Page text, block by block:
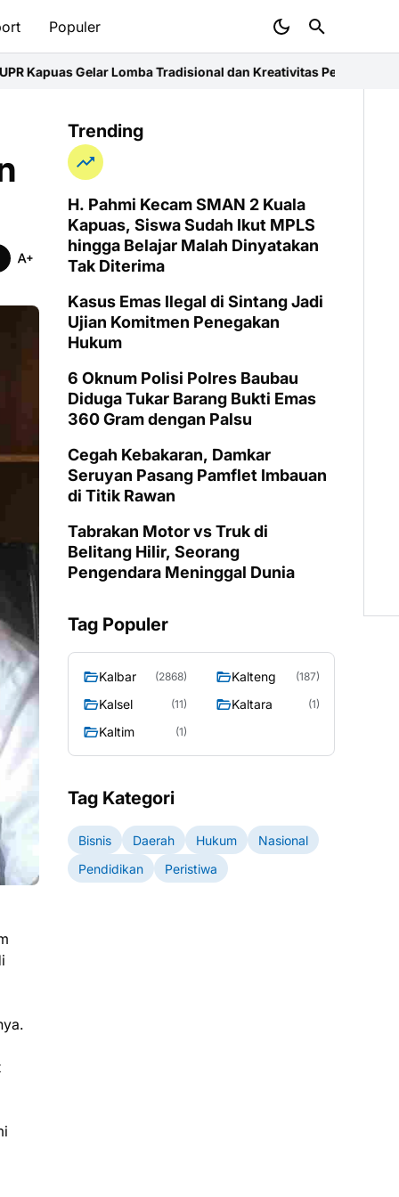
Populer
Tradisional dan Kreativitas Pegawai Coach Justin Soroti
Trending
H. Pahmi Kecam SMAN 2 Kuala
Kapuas, Siswa Sudah Ikut MPLS
hingga Belajar Malah Dinyatakan
Tak Diterima
Kasus Emas Ilegal di Sintang Jadi
Ujian Komitmen Penegakan
Hukum
6 Oknum Polisi Polres Baubau
Diduga Tukar Barang Bukti Emas
360 Gram dengan Palsu
Cegah Kebakaran, Damkar
Seruyan Pasang Pamflet Imbauan
di Titik Rawan
Tabrakan Motor vs Truk di
Belitang Hilir, Seorang
Pengendara Meninggal Dunia
Tag Populer
Kalbar (2868) Kalteng (187)
Kalsel (11) Kaltara (1)
Kaltim (1)
Tag Kategori
Bisnis Daerah Hukum
Nasional
Pendidikan
Peristiwa